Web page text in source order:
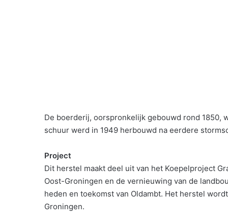
De boerderij, oorspronkelijk gebouwd rond 1850,
schuur werd in 1949 herbouwd na eerdere
Project
Dit herstel maakt deel uit van het Koepelproject
Oost-Groningen en de vernieuwing van de
heden en toekomst van Oldambt. Het herstel
Groningen.